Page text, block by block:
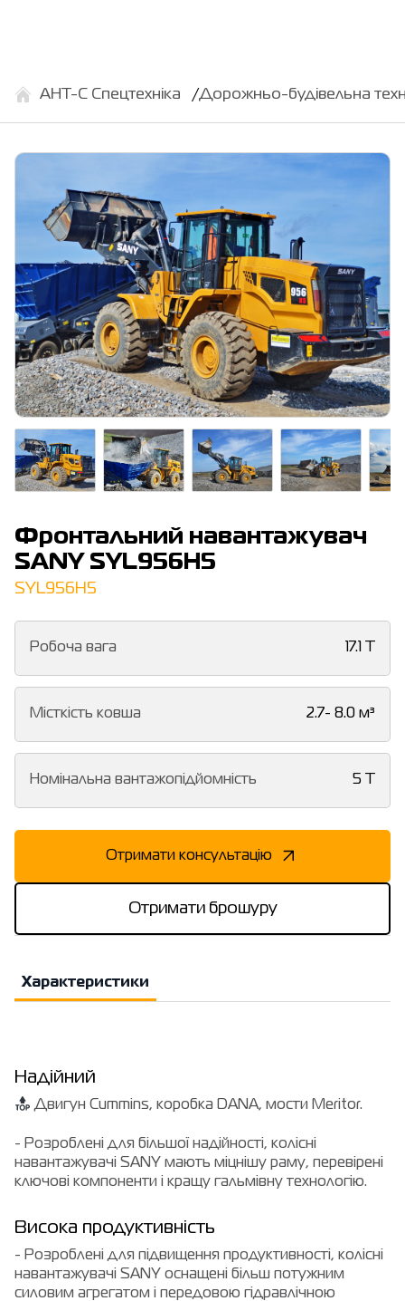
АНТ-С Спецтехніка Дорожньо-будівельна
Фронтальний навантажувач
SANY SYL956H5
SYL956H5
Робоча вага 17.1 T
Місткість ковша 2.7- 8.0 м³
Номінальна вантажопідйомність 5 T
Отримати консультацію
Отримати брошуру
Характеристики
Надійний
Двигун Cummins, коробка DANA, мости Meritor.
- Розроблені для більшої надійності, колісні
навантажувачі SANY мають міцнішу раму, перевірені
ключові компоненти і кращу гальмівну технологію.
Висока продуктивність
- Розроблені для підвищення продуктивності, колісні
навантажувачі SANY оснащені більш потужним
силовим агрегатом і передовою гідравлічною